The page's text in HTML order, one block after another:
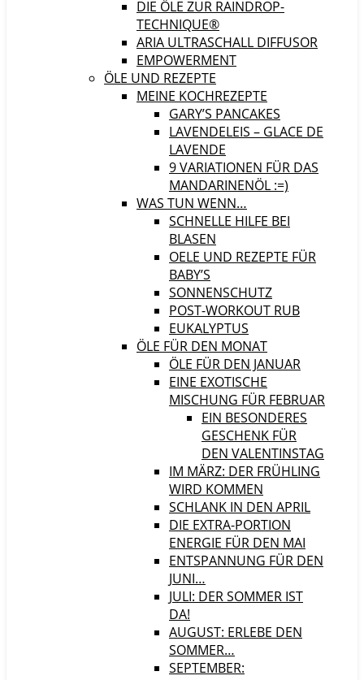
DIE ÖLE ZUR RAINDROP-
TECHNIQUE®
ARIA ULTRASCHALL DIFFUSOR
EMPOWERMENT
ÖLE UND REZEPTE
MEINE KOCHREZEPTE
GARY’S PANCAKES
LAVENDELEIS – GLACE DE
LAVENDE
9 VARIATIONEN FÜR DAS
MANDARINENÖL :=)
WAS TUN WENN…
SCHNELLE HILFE BEI
BLASEN
OELE UND REZEPTE FÜR
BABY’S
SONNENSCHUTZ
POST-WORKOUT RUB
EUKALYPTUS
ÖLE FÜR DEN MONAT
ÖLE FÜR DEN JANUAR
EINE EXOTISCHE
MISCHUNG FÜR FEBRUAR
EIN BESONDERES
GESCHENK FÜR
DEN VALENTINSTAG
IM MÄRZ: DER FRÜHLING
WIRD KOMMEN
SCHLANK IN DEN APRIL
DIE EXTRA-PORTION
ENERGIE FÜR DEN MAI
ENTSPANNUNG FÜR DEN
JUNI…
JULI: DER SOMMER IST
DA!
AUGUST: ERLEBE DEN
SOMMER…
SEPTEMBER: